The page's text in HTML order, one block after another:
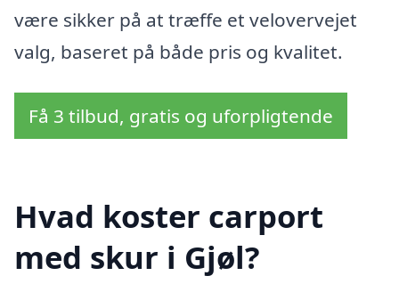
være sikker på at træffe et velovervejet
valg, baseret på både pris og kvalitet.
Få 3 tilbud, gratis og uforpligtende
Hvad koster carport
med skur i Gjøl?